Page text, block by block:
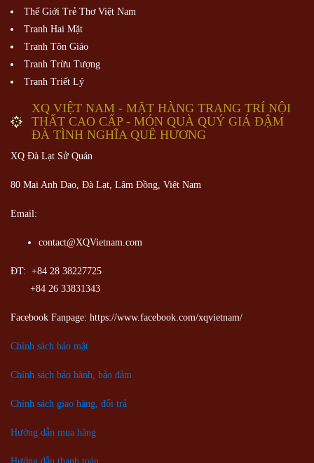
Thế Giới Trẻ Thơ Việt Nam
Tranh Hai Mặt
Tranh Tôn Giáo
Tranh Trừu Tượng
Tranh Triết Lý
XQ VIỆT NAM - MẶT HÀNG TRANG TRÍ NỘI
THẤT CAO CẤP - MÓN QUÀ QUÝ GIÁ ĐẬM
ĐÀ TÌNH NGHĨA QUÊ HƯƠNG
XQ Đà Lạt Sử Quán
80 Mai Anh Dao, Đà Lạt, Lâm Đồng, Việt Nam
Email:
contact@XQVietnam.com
ĐT: +84 28 38227725
+84 26 33831343
Facebook Fanpage: https://www.facebook.com/xqvietnam/
Chính sách bảo mật
Chính sách bảo hành, bảo đảm
Chính sách giao hàng, đổi trả
Hướng dẫn mua hàng